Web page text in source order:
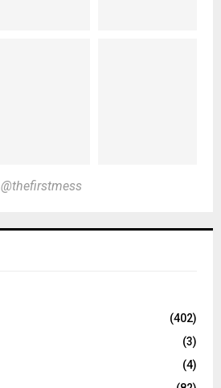
@thefirstmess
(402)
(3)
(4)